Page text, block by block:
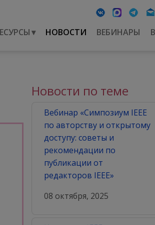
▾ НОВОСТИ ВЕБИНАРЫ
Новости по теме
Вебинар «Симпозиум IEEE
по авторству и открытому
доступу: советы и
рекомендации по
публикации от
редакторов IEEE»
08 октября, 2025